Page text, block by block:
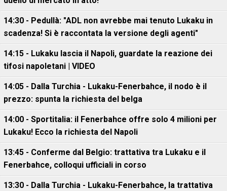
14:30 - Pedullà: "ADL non avrebbe mai tenuto Lukaku in
scadenza! Si è raccontata la versione degli agenti"
14:15 - Lukaku lascia il Napoli, guardate la reazione dei
tifosi napoletani | VIDEO
14:05 - Dalla Turchia - Lukaku-Fenerbahce, il nodo è il
prezzo: spunta la richiesta del belga
14:00 - Sportitalia: il Fenerbahce offre solo 4 milioni per
Lukaku! Ecco la richiesta del Napoli
13:45 - Conferme dal Belgio: trattativa tra Lukaku e il
Fenerbahce, colloqui ufficiali in corso
13:30 - Dalla Turchia - Lukaku-Fenerbahce, la trattativa